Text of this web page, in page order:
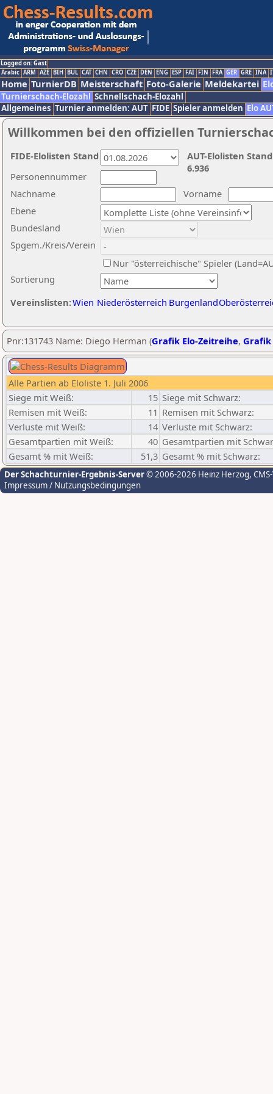
Logged on: Gast
Arabic ARM AZE BIH BUL CAT CHN CRO CZE DEN ENG ESP FAI FIN FRA GER GRE INA
Home TurnierDB Meisterschaft Foto-Galerie Meldekartei
Turnierschach-Elozahl Schnellschach-Elozahl
Allgemeines Turnier anmelden: AUT FIDE Spieler anmelden Elo
Willkommen bei den offiziellen
Nachname
Vorname
Ebene
Sortierung
Personennummer
Bundesland
Spgem./Kreis/Verein
Nur "österreichische" Spieler
Vereinslisten:Wien Niederösterreich Burgenland
AUT-Elolisten
6.936
FIDE-Elolisten Stand
Pnr:131743 Name: Diego Herman (Grafik Elo-Zeitreihe, Grafik
Alle Partien ab Eloliste 1. Juli 2006
Siege mit Weiß:
15 Siege mit Schwarz:
Remisen mit Weiß:
11 Remisen mit Schwarz:
Verluste mit Weiß:
14 Verluste mit Schwarz:
Gesamtpartien mit Weiß:
40 Gesamtpartien mit
Gesamt % mit Weiß:
51,3 Gesamt % mit Schwarz:
Der Schachturnier-Ergebnis-Server© 2006-2026 Heinz Herzog,
Impressum / Nutzungsbedingungen